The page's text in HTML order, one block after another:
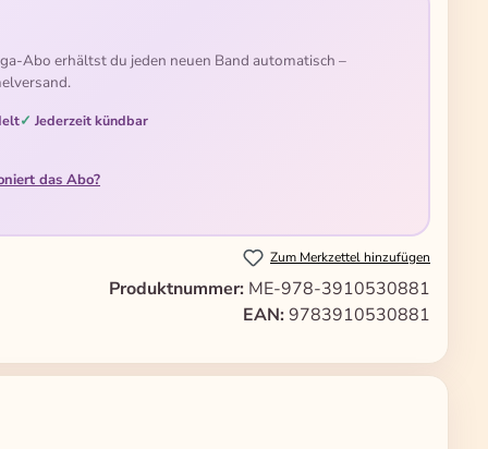
Abo erhältst du jeden neuen Band automatisch –
Jederzeit kündbar
das Abo?
Zum Merkzettel hinzufügen
Produktnummer: ME-978-3910530881
EAN: 9783910530881